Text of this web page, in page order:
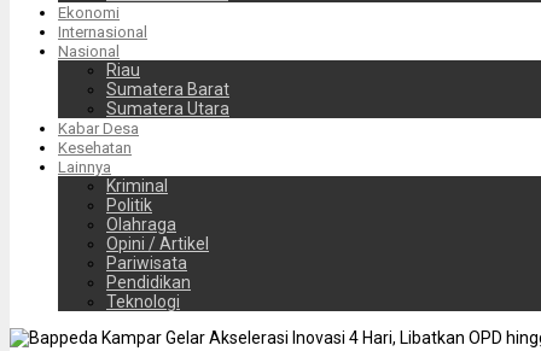
Ekonomi
Internasional
Nasional
Riau
Sumatera Barat
Sumatera Utara
Kabar Desa
Kesehatan
Lainnya
Kriminal
Politik
Olahraga
Opini / Artikel
Pariwisata
Pendidikan
Teknologi